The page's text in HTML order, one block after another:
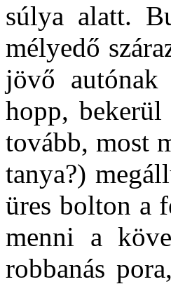
súlya alatt.
mélyedő
jövő autónak
hopp,
tovább, most
tanya?)
üres bolton a
menni a
robbanás